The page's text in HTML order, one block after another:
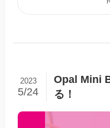
Opal Mini
る！
2023
5/24